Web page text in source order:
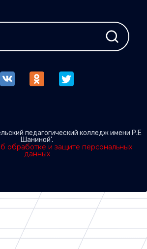
педагогический колледж имени Р.Е
Шаниной'.
и защите персональных
данных